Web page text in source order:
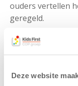
Deze website
ouders vertellen
geregeld.
De
folder staat ook